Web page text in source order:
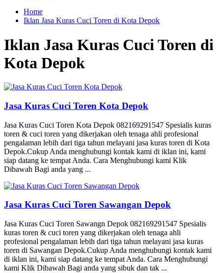
Home
Iklan Jasa Kuras Cuci Toren di Kota Depok
Iklan Jasa Kuras Cuci Toren di
Kota Depok
Jasa Kuras Cuci Toren Kota Depok
Jasa Kuras Cuci Toren Kota Depok 082169291547 Spesialis kuras
toren & cuci toren yang dikerjakan oleh tenaga ahli profesional
pengalaman lebih dari tiga tahun melayani jasa kuras toren di Kota
Depok.Cukup Anda menghubungi kontak kami di iklan ini, kami
siap datang ke tempat Anda. Cara Menghubungi kami Klik
Dibawah Bagi anda yang ...
Jasa Kuras Cuci Toren Sawangan Depok
Jasa Kuras Cuci Toren Sawangn Depok 082169291547 Spesialis
kuras toren & cuci toren yang dikerjakan oleh tenaga ahli
profesional pengalaman lebih dari tiga tahun melayani jasa kuras
toren di Sawangan Depok.Cukup Anda menghubungi kontak kami
di iklan ini, kami siap datang ke tempat Anda. Cara Menghubungi
kami Klik Dibawah Bagi anda yang sibuk dan tak ...